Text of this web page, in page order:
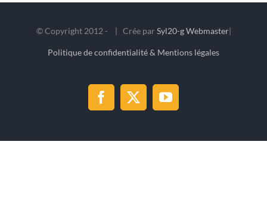
© Copyright 2012 - | Crée par Syl20-g Webmaster|
Politique de confidentialité & Mentions légales
Facebook
X YouTube